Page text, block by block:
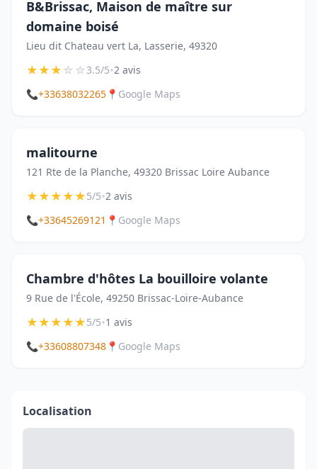
B&Brissac, Maison de maître sur
domaine boisé
Lieu dit Chateau vert La, Lasserie, 49320
★★★☆☆3.5/5•2 avis
📞+33638032265 📍 Google Maps
malitourne
121 Rte de la Planche, 49320 Brissac Loire Aubance
★★★★★5/5•2 avis
📞+33645269121 📍 Google Maps
Chambre d'hôtes La bouilloire volante
9 Rue de l'École, 49250 Brissac-Loire-Aubance
★★★★★5/5•1 avis
📞+33608807348 📍 Google Maps
Localisation